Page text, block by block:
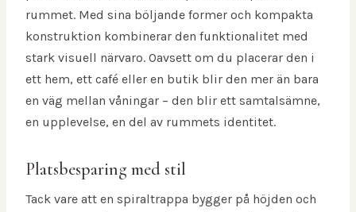
rummet. Med sina böljande former och kompakta
konstruktion kombinerar den funktionalitet med
stark visuell närvaro. Oavsett om du placerar den i
ett hem, ett café eller en butik blir den mer än bara
en väg mellan våningar – den blir ett samtalsämne,
en upplevelse, en del av rummets identitet.
Platsbesparing med stil
Tack vare att en spiraltrappa bygger på höjden och